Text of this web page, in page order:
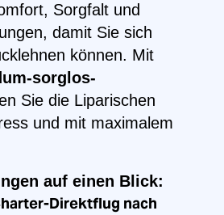
Sorgfalt und
damit Sie sich
können. Mit
sorglos-
Sie die Liparischen
und mit maximalem
auf einen Blick:
Direktflug nach